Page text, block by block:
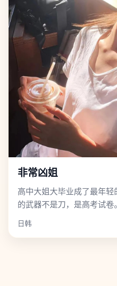
非常凶姐
高中大姐大毕业成了最年
的武器不是刀，是高考试卷。
日韩